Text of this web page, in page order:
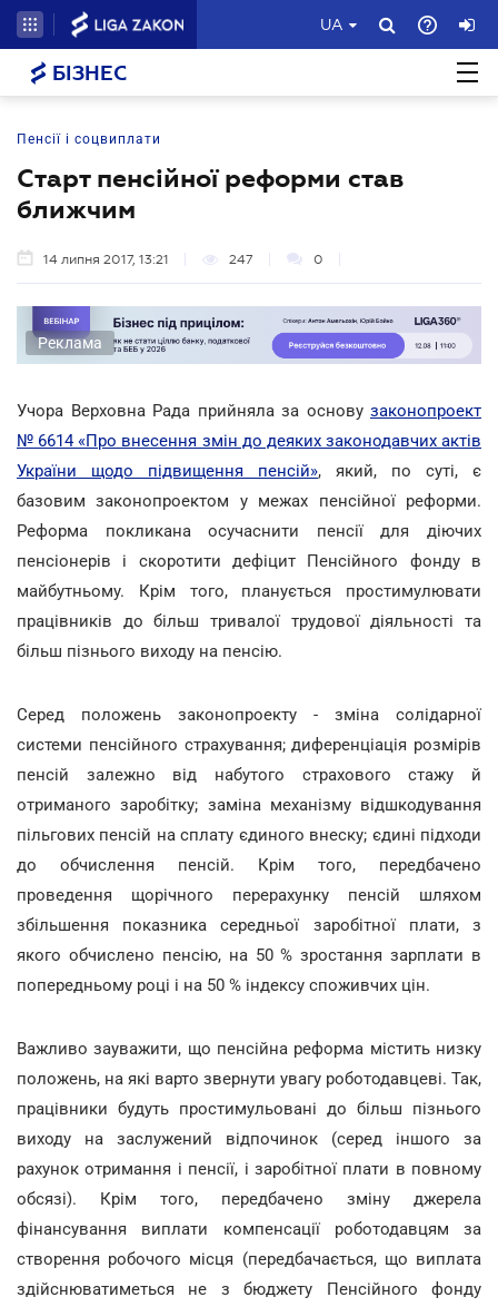
UA
БІЗНЕС
Пенсії і соцвиплати
Старт пенсійної реформи став
ближчим
14 липня 2017, 13:21 247 0
Реклама
Учора Верховна Рада прийняла за основу законопроект
№ 6614 «Про внесення змін до деяких законодавчих актів
України щодо підвищення пенсій», який, по суті, є
базовим законопроектом у межах пенсійної реформи.
Реформа покликана осучаснити пенсії для діючих
пенсіонерів і скоротити дефіцит Пенсійного фонду в
майбутньому. Крім того, планується простимулювати
працівників до більш тривалої трудової діяльності та
більш пізнього виходу на пенсію.
Серед положень законопроекту - зміна солідарної
системи пенсійного страхування; диференціація розмірів
пенсій залежно від набутого страхового стажу й
отриманого заробітку; заміна механізму відшкодування
пільгових пенсій на сплату єдиного внеску; єдині підходи
до обчислення пенсій. Крім того, передбачено
проведення щорічного перерахунку пенсій шляхом
збільшення показника середньої заробітної плати, з
якого обчислено пенсію, на 50 % зростання зарплати в
попередньому році і на 50 % індексу споживчих цін.
Важливо зауважити, що пенсійна реформа містить низку
положень, на які варто звернути увагу роботодавцеві. Так,
працівники будуть простимульовані до більш пізнього
виходу на заслужений відпочинок (серед іншого за
рахунок отримання і пенсії, і заробітної плати в повному
обсязі). Крім того, передбачено зміну джерела
фінансування виплати компенсації роботодавцям за
створення робочого місця (передбачається, що виплата
здійснюватиметься не з бюджету Пенсійного фонду